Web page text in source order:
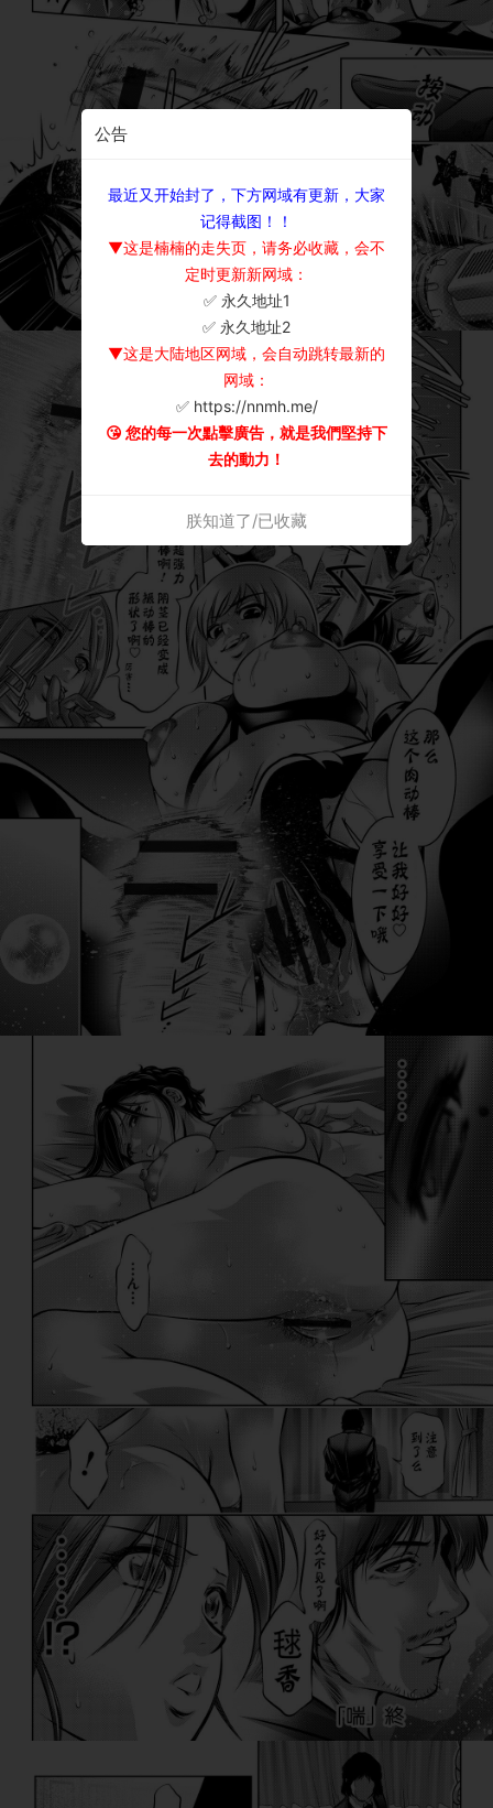
公告
最近又开始封了，下方网域有更新，大家
记得截图！！
▼这是楠楠的走失页，请务必收藏，会不
定时更新新网域：
✅ 永久地址1
✅ 永久地址2
▼这是大陆地区网域，会自动跳转最新的
网域：
✅ https://nnmh.me/
😘 您的每一次點擊廣告，就是我們堅持下
去的動力！
朕知道了/已收藏